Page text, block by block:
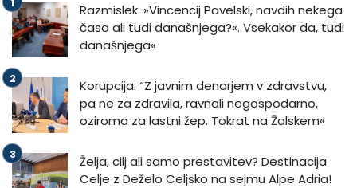
Razmislek: »Vincencij Pavelski, navdih nekega
časa ali tudi današnjega?«. Vsekakor da, tudi
današnjega«
Korupcija: “Z javnim denarjem v zdravstvu,
pa ne za zdravila, ravnali negospodarno,
oziroma za lastni žep. Tokrat na Žalskem«
Želja, cilj ali samo prestavitev? Destinacija
Celje z Deželo Celjsko na sejmu Alpe Adria!